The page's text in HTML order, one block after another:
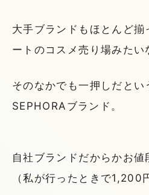
大手ブランドもほとんど
ートのコスメ売り場みたい
そのなかでも一押しだとい
SEPHORAブランド。
自社ブランドだからかお
（私が行ったときで1,200